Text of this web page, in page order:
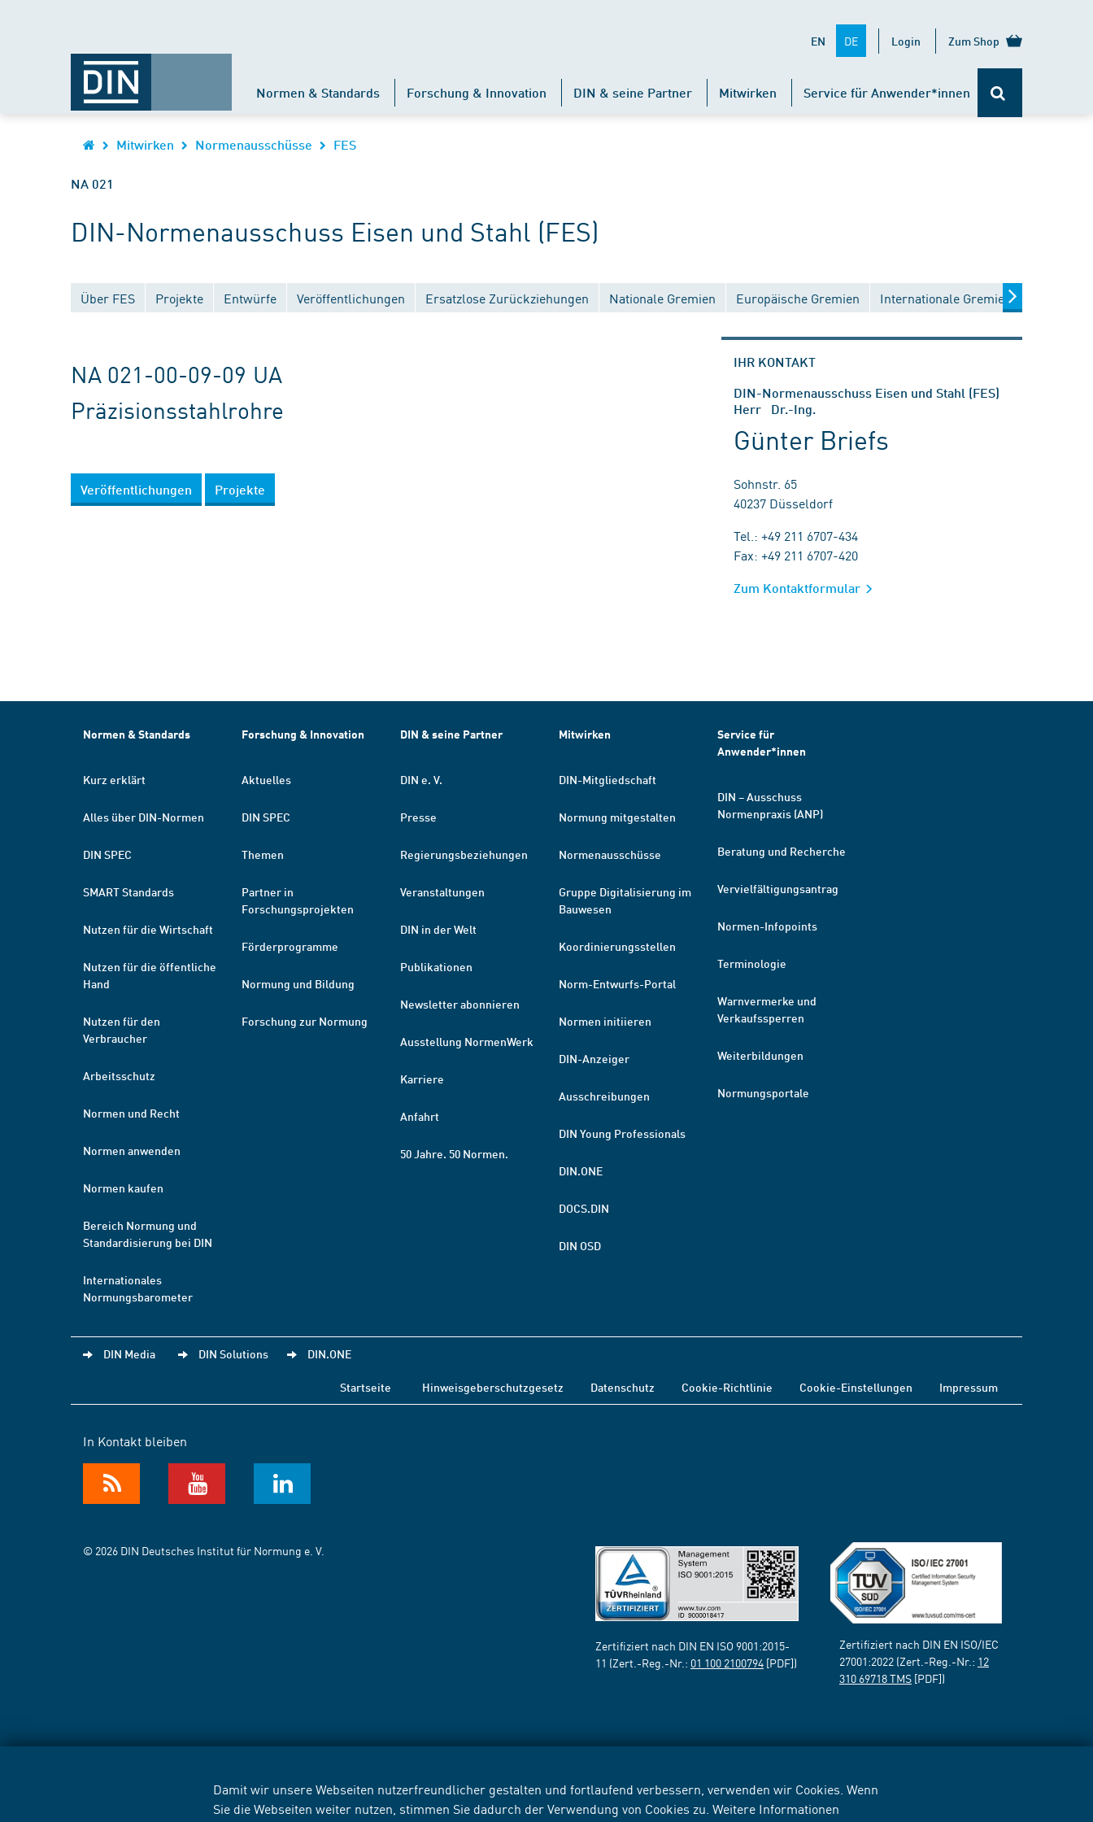
Damit wir unsere Webseiten nutzerfreundlicher gestalten und fortlaufend verbessern, verwenden wir Cookies. Wenn
Sie die Webseiten weiter nutzen, stimmen Sie dadurch der Verwendung von Cookies zu. Weitere Informationen
EN DE Login Zum Shop
Normen & Standards Forschung & Innovation DIN & seine Partner Mitwirken Service für Anwender*innen
Mitwirken Normenausschüsse FES
NA 021
DIN-Normenausschuss Eisen und Stahl (FES)
Über FES Projekte Entwürfe Veröffentlichungen Ersatzlose Zurückziehungen Nationale Gremien Europäische Gremien Internationale Gremien
NA 021-00-09-09 UA
Präzisionsstahlrohre
Veröffentlichungen Projekte
IHR KONTAKT
DIN-Normenausschuss Eisen und Stahl (FES)
Herr Dr.-Ing.
Günter Briefs
Sohnstr. 65
40237 Düsseldorf
Tel.: +49 211 6707-434
Fax: +49 211 6707-420
Zum Kontaktformular
Normen & Standards
Kurz erklärt
Alles über DIN-Normen
DIN SPEC
SMART Standards
Nutzen für die Wirtschaft
Nutzen für die öffentliche
Hand
Nutzen für den
Verbraucher
Arbeitsschutz
Normen und Recht
Normen anwenden
Normen kaufen
Bereich Normung und
Standardisierung bei DIN
Internationales
Normungsbarometer
Forschung & Innovation
Aktuelles
DIN SPEC
Themen
Partner in
Forschungsprojekten
Förderprogramme
Normung und Bildung
Forschung zur Normung
DIN & seine Partner
DIN e. V.
Presse
Regierungsbeziehungen
Veranstaltungen
DIN in der Welt
Publikationen
Newsletter abonnieren
Ausstellung NormenWerk
Karriere
Anfahrt
50 Jahre. 50 Normen.
Mitwirken
DIN-Mitgliedschaft
Normung mitgestalten
Normenausschüsse
Gruppe Digitalisierung im
Bauwesen
Koordinierungsstellen
Norm-Entwurfs-Portal
Normen initiieren
DIN-Anzeiger
Ausschreibungen
DIN Young Professionals
DIN.ONE
DOCS.DIN
DIN OSD
Service für
Anwender*innen
DIN – Ausschuss
Normenpraxis (ANP)
Beratung und Recherche
Vervielfältigungsantrag
Normen-Infopoints
Terminologie
Warnvermerke und
Verkaufssperren
Weiterbildungen
Normungsportale
DIN Media DIN Solutions DIN.ONE
Startseite Hinweisgeberschutzgesetz Datenschutz Cookie-Richtlinie Cookie-Einstellungen Impressum
In Kontakt bleiben
© 2026 DIN Deutsches Institut für Normung e. V.
Zertifiziert nach DIN EN ISO 9001:2015-
11 (Zert.-Reg.-Nr.: 01 100 2100794 [PDF])
Zertifiziert nach DIN EN ISO/IEC
27001:2022 (Zert.-Reg.-Nr.: 12
310 69718 TMS [PDF])